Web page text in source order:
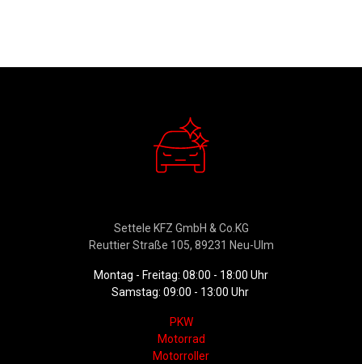
Settele KFZ GmbH & Co.KG
Reuttier Straße 105, 89231 Neu-Ulm
Montag - Freitag: 08:00 - 18:00 Uhr
Samstag: 09:00 - 13:00 Uhr
PKW
Motorrad
Motorroller